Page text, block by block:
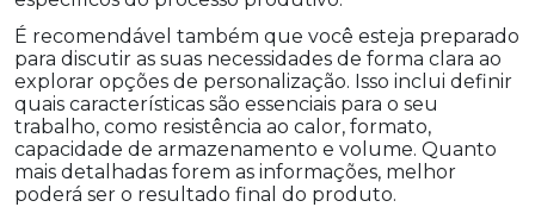
É recomendável também que você esteja preparado
para discutir as suas necessidades de forma clara ao
explorar opções de personalização. Isso inclui definir
quais características são essenciais para o seu
trabalho, como resistência ao calor, formato,
capacidade de armazenamento e volume. Quanto
mais detalhadas forem as informações, melhor
poderá ser o resultado final do produto.